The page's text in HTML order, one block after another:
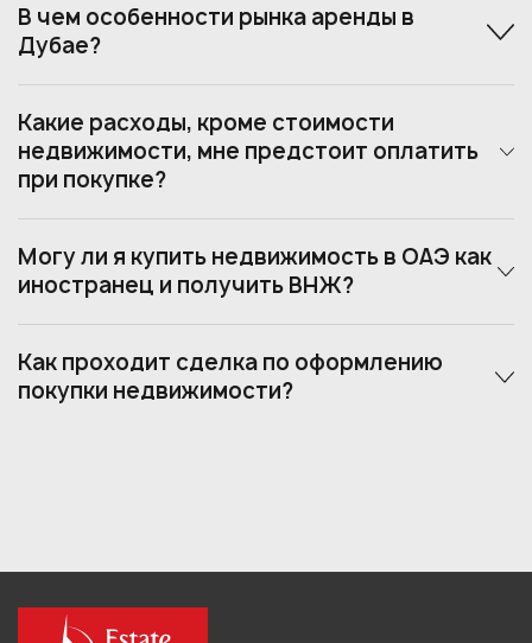
В чем особенности рынка аренды в
Дубае?
Какие расходы, кроме стоимости
недвижимости, мне предстоит оплатить
при покупке?
Могу ли я купить недвижимость в ОАЭ как
иностранец и получить ВНЖ?
Как проходит сделка по оформлению
покупки недвижимости?